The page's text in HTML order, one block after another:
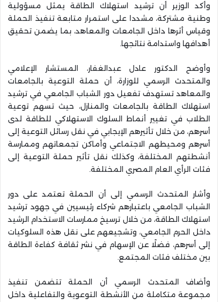
وأكد الوزير أن ترشيد استهلاك الطاقة يمثل مسؤولية
وطنية مشتركة، مشددا على استمرار متابعة تنفيذ الحملة
وقياس أثرها داخل الجامعات والمعاهد، بما يضمن تحقيق
أهدافها واستدامة نتائجها.
وأوضح الدكتور عادل عبدالغفار، المستشار الإعلامي
والمتحدث الرسمي للوزارة، أن حملة التوعية بالجامعات
والمعاهد تستهدف تفعيل دور الشباب الجامعي في ترشيد
استهلاك الطاقة بالجامعات والمنازل، حيث تسهم توعية
الطلاب في تغيير أنماط السلوك الاستهلاكي للطاقة لدى
أسرهم، من خلال تأثيرهم الإيجابي في نقل رسائل التوعية إلى
أسرهم ومحيطهم الاجتماعي وأماكن تجمعاتهم وممارسة
أنشطتهم المختلفة، وكذلك نقل تأثير حملة التوعية إلى
فئات الرأي العام المصري المختلفة.
وأشار المتحدث الرسمي إلى أن الحملة تعتمد على دور
الشباب الجامعي باعتبارهم شركاء رئيسيين في جهود ترشيد
استهلاك الطاقة، من خلال ترسيخ ممارسات الاستخدام الرشيد
داخل الحرم الجامعي، وتشجيعهم على نقل هذه السلوكيات
إلى أسرهم، فضلًا عن الإسهام في نشر ثقافة كفاءة الطاقة
بين مختلف فئات المجتمع.
وأضاف المتحدث الرسمي أن الحملة تتضمن تنفيذ
مجموعة متكاملة من الأنشطة التوعوية والتفاعلية داخل